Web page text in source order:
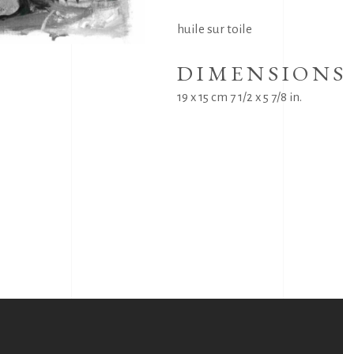
huile sur toile
DIMENSIONS
19 x 15 cm 7 1/2 x 5 7/8 in.